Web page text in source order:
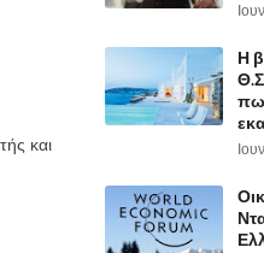
και
Η